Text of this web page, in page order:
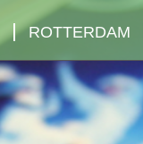
ROTTERDAM